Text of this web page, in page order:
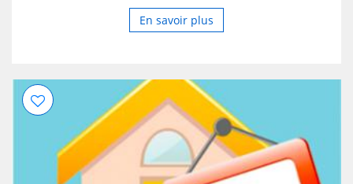
l'étage : 3 pièces (dont 2 ont accès sur terrasse + TV LCD)+
été = 18 000 DA/Jour (séjour minimum de 7 nuitées) +
Caution de 15 000 DA. = 21 000 DA/Jour (séjour inferieur à
7 nuitées) + Caution de 15 000 DA. En option: Piscine
enfants 4 personnes (2,5 m x 2,5 m) + 1000 litres d'eau
chaque semaine (citerne) avec traitement chlore = 2000
DA/jour Disponible à partir du 20 Août . Contact: Mr
NACER (tél, WhatsApp ou email
En savoir plus